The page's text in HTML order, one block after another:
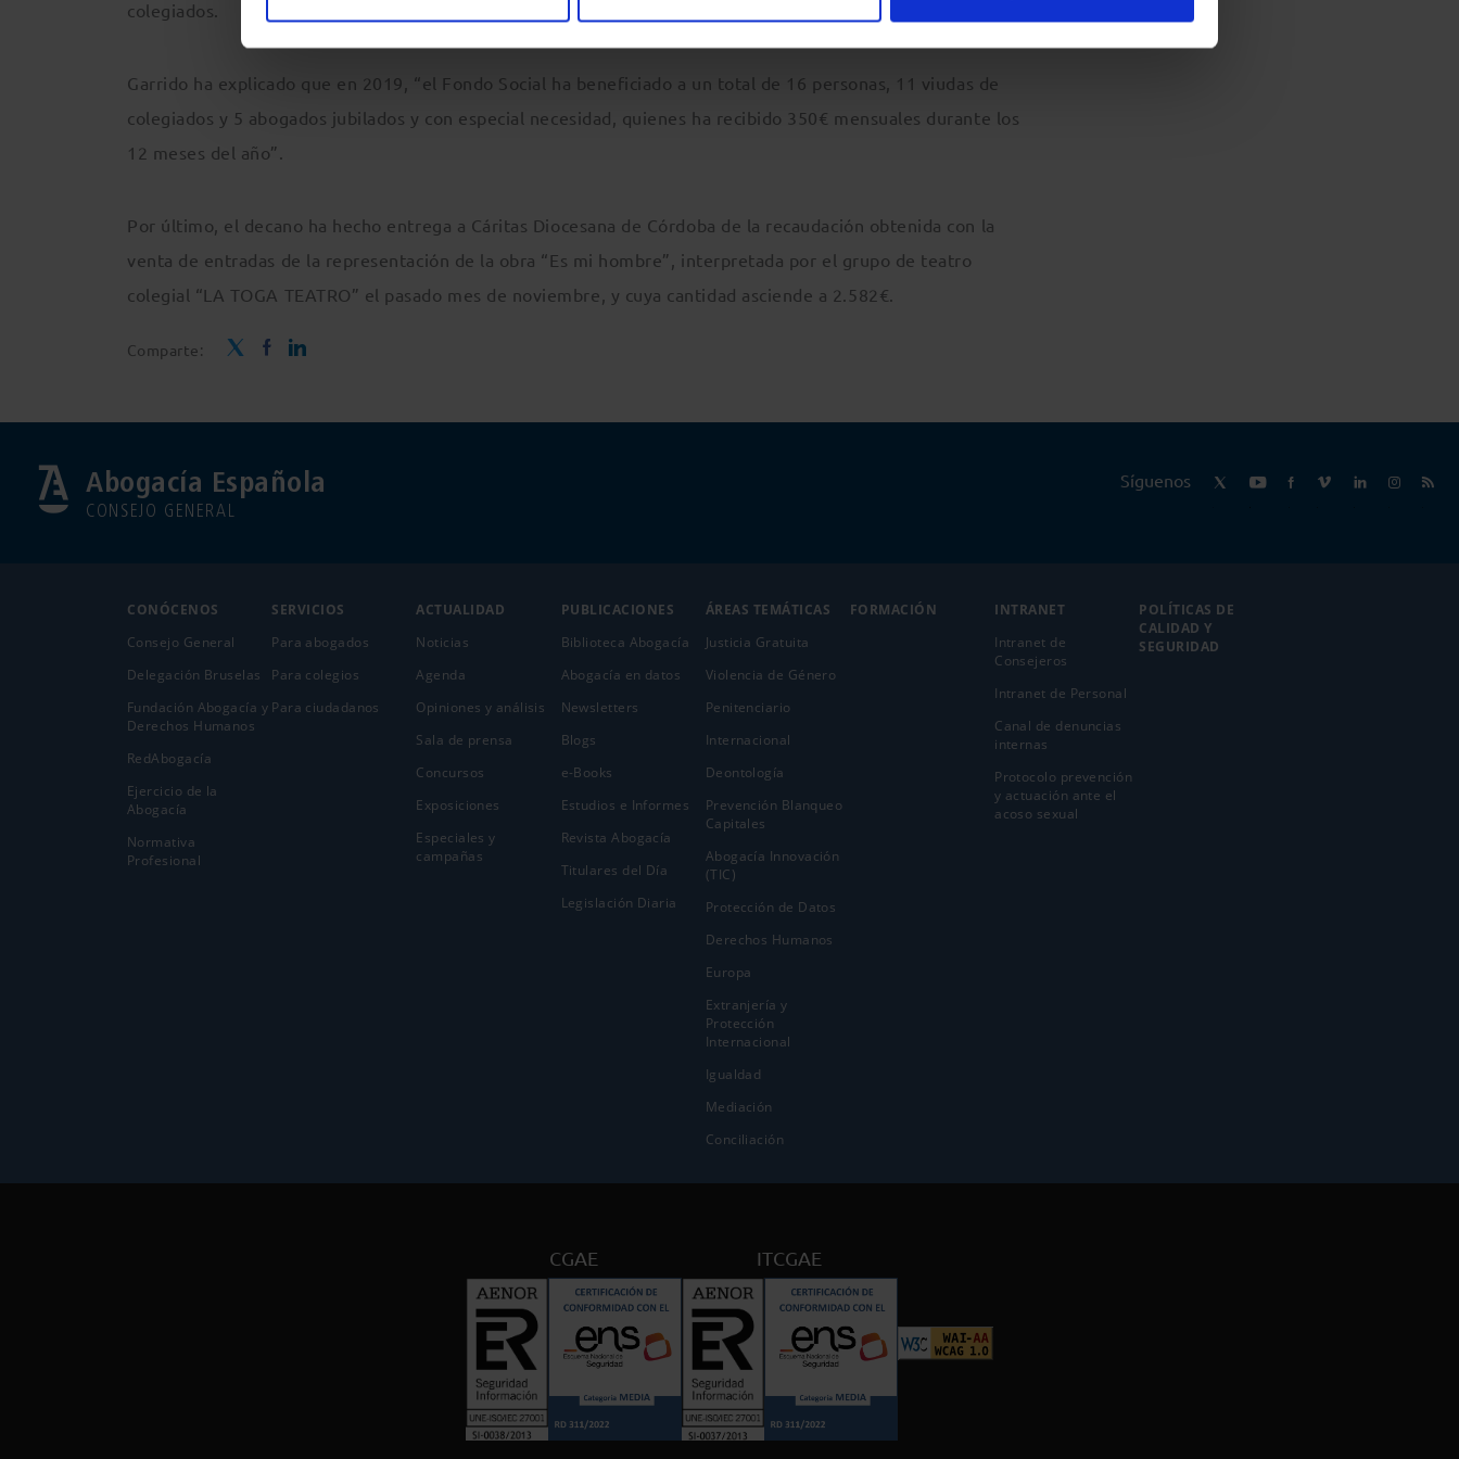
colegiados.
Garrido ha explicado que en 2019, “el Fondo Social ha beneficiado a un total de 16 personas, 11 viudas de
colegiados y 5 abogados jubilados y con especial necesidad, quienes ha recibido 350€ mensuales durante los
12 meses del año”.
Por último, el decano ha hecho entrega a Cáritas Diocesana de Córdoba de la recaudación obtenida con la
venta de entradas de la representación de la obra “Es mi hombre”, interpretada por el grupo de teatro
colegial “LA TOGA TEATRO” el pasado mes de noviembre, y cuya cantidad asciende a 2.582€.
Comparte:
Abogacía Española
CONSEJO GENERAL
Síguenos
CONÓCENOS
Consejo General
Delegación Bruselas
Fundación Abogacía y
Derechos Humanos
RedAbogacía
Ejercicio de la
Abogací­a
Normativa
Profesional
SERVICIOS
Para abogados
Para colegios
Para ciudadanos
ACTUALIDAD
Noticias
Agenda
Opiniones y análisis
Sala de prensa
Concursos
Exposiciones
Especiales y
campañas
PUBLICACIONES
Biblioteca Abogacía
Abogacía en datos
Newsletters
Blogs
e-Books
Estudios e Informes
Revista Abogacía
Titulares del Día
Legislación Diaria
ÁREAS TEMÁTICAS
Justicia Gratuita
Violencia de Género
Penitenciario
Internacional
Deontología
Prevención Blanqueo
Capitales
Abogacía Innovación
(TIC)
Protección de Datos
Derechos Humanos
Europa
Extranjería y
Protección
Internacional
Igualdad
Mediación
Conciliación
FORMACIÓN
INTRANET
Intranet de
Consejeros
Intranet de Personal
Canal de denuncias
internas
Protocolo prevención
y actuación ante el
acoso sexual
POLÍTICAS DE
CALIDAD Y
SEGURIDAD
CGAE ITCGAE